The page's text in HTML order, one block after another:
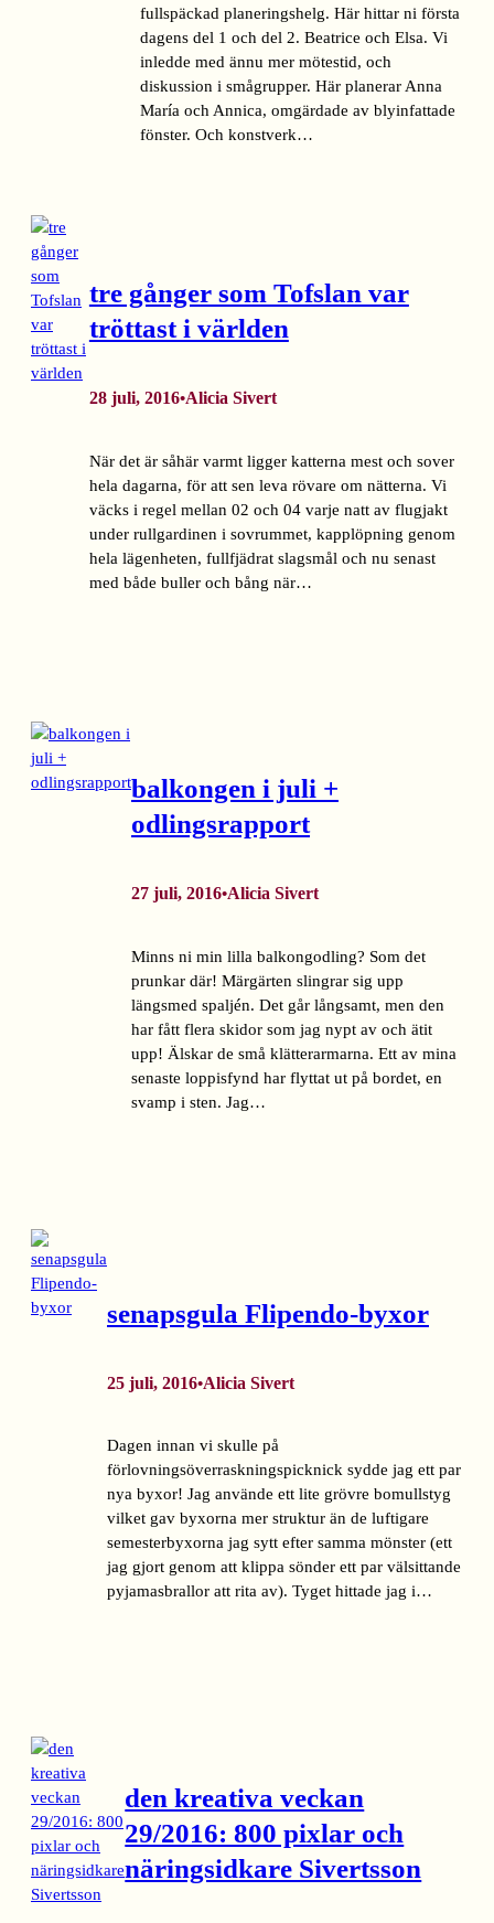
fullspäckad planeringshelg. Här hittar ni första
dagens del 1 och del 2. Beatrice och Elsa. Vi
inledde med ännu mer mötestid, och
diskussion i smågrupper. Här planerar Anna
María och Annica, omgärdade av blyinfattade
fönster. Och konstverk…
tre gånger som Tofslan var
tröttast i världen
28 juli, 2016•Alicia Sivert
När det är såhär varmt ligger katterna mest och sover
hela dagarna, för att sen leva rövare om nätterna. Vi
väcks i regel mellan 02 och 04 varje natt av flugjakt
under rullgardinen i sovrummet, kapplöpning genom
hela lägenheten, fullfjädrat slagsmål och nu senast
med både buller och bång när…
balkongen i juli +
odlingsrapport
27 juli, 2016•Alicia Sivert
Minns ni min lilla balkongodling? Som det
prunkar där! Märgärten slingrar sig upp
längsmed spaljén. Det går långsamt, men den
har fått flera skidor som jag nypt av och ätit
upp! Älskar de små klätterarmarna. Ett av mina
senaste loppisfynd har flyttat ut på bordet, en
svamp i sten. Jag…
senapsgula Flipendo-byxor
25 juli, 2016•Alicia Sivert
Dagen innan vi skulle på
förlovningsöverraskningspicknick sydde jag ett par
nya byxor! Jag använde ett lite grövre bomullstyg
vilket gav byxorna mer struktur än de luftigare
semesterbyxorna jag sytt efter samma mönster (ett
jag gjort genom att klippa sönder ett par välsittande
pyjamasbrallor att rita av). Tyget hittade jag i…
den kreativa veckan
29/2016: 800 pixlar och
näringsidkare Sivertsson